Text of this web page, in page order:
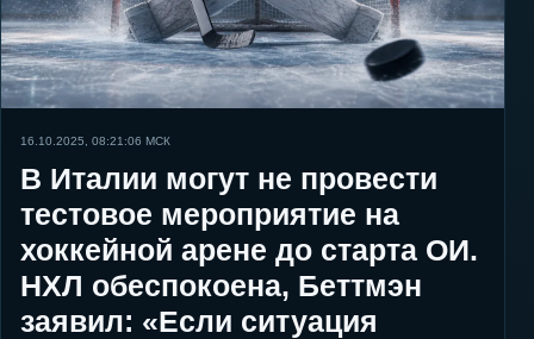
16.10.2025, 08:21:06 МСК
В Италии могут не провести
тестовое мероприятие на
хоккейной арене до старта ОИ.
НХЛ обеспокоена, Беттмэн
заявил: «Если ситуация